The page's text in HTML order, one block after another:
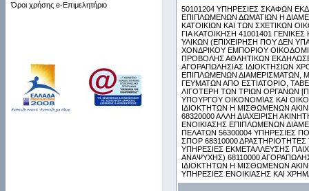
Όροι χρήσης e-Επιμελητήριο
50101204 ΥΠΗΡΕΣΙΕΣ ΣΚΑΦΩΝ
ΕΠΙΠΛΩΜΕΝΩΝ ΔΩΜΑΤΙΩΝ Η
ΚΑΤΟΙΚΙΩΝ ΚΑΙ ΤΩΝ ΣΧΕΤΙΚΩΝ
ΓΙΑ ΚΑΤΟΙΚΗΣΗ 41001401
ΥΛΙΚΩΝ (ΕΠΙΧΕΙΡΗΣΗ ΠΟΥ ΔΕΝ
ΧΟΝΔΡΙΚΟΥ ΕΜΠΟΡΙΟΥ
ΠΡΟΒΟΛΗΣ ΑΘΛΗΤΙΚΩΝ
ΑΓΟΡΑΠΩΛΗΣΙΑΣ ΙΔΙΟΚΤΗΣΙΩΝ
ΕΠΙΠΛΩΜΕΝΩΝ ΔΙΑΜΕΡΙΣΜΑΤΩΝ,
ΓΕΥΜΑΤΩΝ ΑΠΟ ΕΣΤΙΑΤΟΡΙΟ,
ΛΙΓΟΤΕΡΗ ΤΩΝ ΤΡΙΩΝ ΟΡΓΑΝΩΝ
ΥΠΟΥΡΓΟΥ ΟΙΚΟΝΟΜΙΑΣ ΚΑΙ
ΙΔΙΟΚΤΗΤΩΝ Η ΜΙΣΘΩΜΕΝΩΝ
68320000 ΑΛΛΗ ΔΙΑΧΕΙΡΙΣΗ
ΕΝΟΙΚΙΑΣΗΣ ΕΠΙΠΛΩΜΕΝΩΝ
ΠΕΛΑΤΩΝ 56300004 ΥΠΗΡΕΣΙΕΣ
ΣΠΟΡ 68310000 ΔΡΑΣΤΗΡΙΟΤΗΤΕΣ
ΥΠΗΡΕΣΙΕΣ ΕΚΜΕΤΑΛΛΕΥΣΗΣ
ΑΝΑΨΥΧΗΣ) 68110000
ΙΔΙΟΚΤΗΤΩΝ Η ΜΙΣΘΩΜΕΝΩΝ
ΥΠΗΡΕΣΙΕΣ ΕΝΟΙΚΙΑΣΗΣ ΚΑΙ